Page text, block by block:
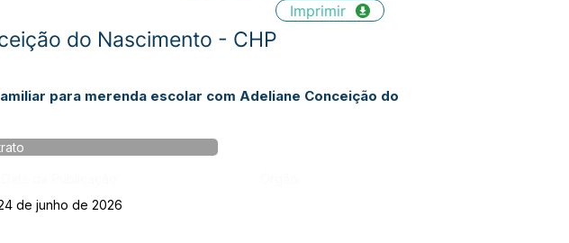
Imprimir
do Nascimento - CHP
para merenda escolar com Adeliane Conceição do
de junho de 2026